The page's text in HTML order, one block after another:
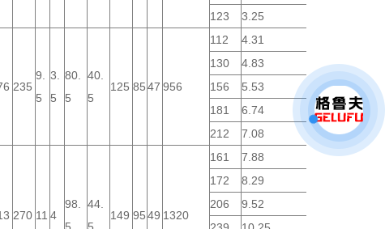
123 3.25
235
9.
5
3.
5
80.
5
40.
5
125 8547 956
112
4.31
130
4.83
156
5.53
181
6.74
212 7.08
270 11 4
98.
44.
149 9549 1320
161
7.88
172
8.29
206
9.52